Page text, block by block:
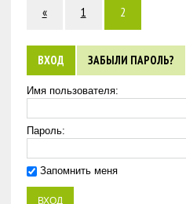
« 1 2
ВХОД ЗАБЫЛИ ПАРОЛЬ?
Имя пользователя:
Пароль:
Запомнить меня